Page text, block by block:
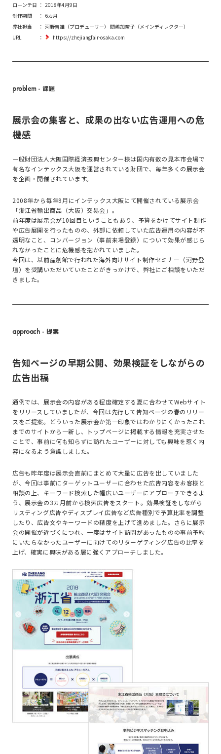
ローンチ日
2018年4月9日
制作期間
6カ月
弊社担当
河野吉雄（プロデューサー） 間嶋加奈子（メインディレクター）
URL
https://zhejiangfair-osaka.com
problem- 課題
展示会の集客と、成果の出ない広告運用への危
機感
一般財団法人大阪国際経済振興センター様は国内有数の見本市会場で
有名なインテックス大阪を運営されている財団で、毎年多くの展示会
を企画・開催されています。
2008年から毎年9月にインテックス大阪にて開催されている展示会
「浙江省輸出商品（大阪）交易会」。
前年度は展示会が10回目ということもあり、予算をかけてサイト制作
や広告展開を行ったものの、外部に依頼していた広告運用の内容が不
透明なこと、コンバージョン（事前来場登録）について効果が感じら
れなかったことに危機感を抱かれていました。
今回は、以前産創館で行われた海外向けサイト制作セミナー（河野登
壇）を受講いただいていたことがきっかけで、弊社にご相談をいただ
きました。
approach - 提案
告知ページの早期公開、効果検証をしながらの
広告出稿
通例では、展示会の内容がある程度確定する夏に合わせてWebサイト
をリリースしていましたが、今回は先行して告知ページの春のリリー
スをご提案。どういった展示会か第一印象ではわかりにくかったこれ
までのサイトから一新し、トップページに掲載する情報を充実させた
ことで、事前に何も知らずに訪れたユーザーに対しても興味を惹く内
容になるよう意識しました。
広告も昨年度は展示会直前にまとめて大量に広告を出していました
が、今回は事前にターゲットユーザーに合わせた広告内容をお客様と
相談の上、キーワード検索した幅広いユーザーにアプローチできるよ
う、展示会の3カ月前から検索広告をスタート。効果検証をしながら
リスティング広告やディスプレイ広告など広告種別で予算比率を調整
したり、広告文やキーワードの精度を上げて進めました。さらに展示
会の開催が近づくにつれ、一度はサイト訪問があったものの事前予約
にいたらなかったユーザーに向けてのリターゲティング広告の比率を
上げ、確実に興味がある層に強くアプローチしました。